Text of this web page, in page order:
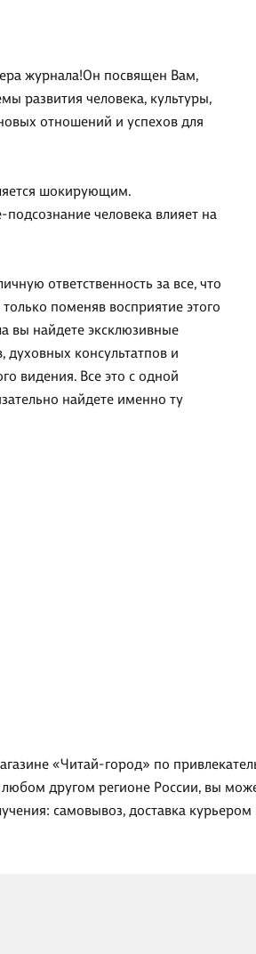
журнала!Он посвящен Вам,
развития человека, культуры,
отношений и успехов для
шокирующим.
человека влияет на
ответственность за все, что
поменяв восприятие этого
вы найдете эксклюзивные
духовных консультатпов и
видения. Все это с одной
найдете именно ту
«Читай-город» по
другом регионе России, вы
самовывоз, доставка